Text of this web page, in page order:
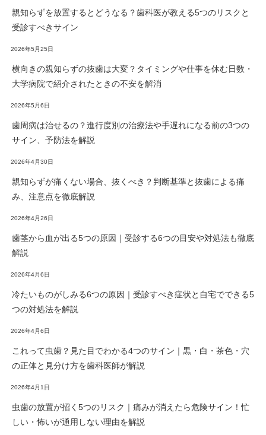
親知らずを放置するとどうなる？歯科医が教える5つのリスクと
受診すべきサイン
2026年5月25日
横向きの親知らずの抜歯は大変？タイミングや仕事を休む日数・
大学病院で紹介されたときの不安を解消
2026年5月6日
歯周病は治せるの？進行度別の治療法や手遅れになる前の3つの
サイン、予防法を解説
2026年4月30日
親知らずが痛くない場合、抜くべき？判断基準と抜歯による痛
み、注意点を徹底解説
2026年4月26日
歯茎から血が出る5つの原因｜受診する6つの目安や対処法も徹底
解説
2026年4月6日
冷たいものがしみる6つの原因｜受診すべき症状と自宅でできる5
つの対処法を解説
2026年4月6日
これって虫歯？見た目でわかる4つのサイン｜黒・白・茶色・穴
の正体と見分け方を歯科医師が解説
2026年4月1日
虫歯の放置が招く5つのリスク｜痛みが消えたら危険サイン！忙
しい・怖いが通用しない理由を解説